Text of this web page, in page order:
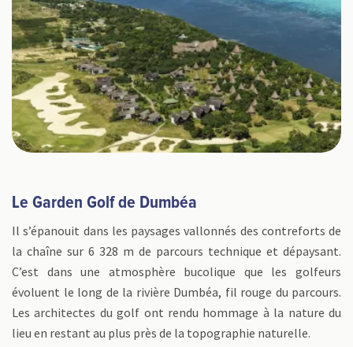
Le Garden Golf de Dumbéa
Il s’épanouit dans les paysages vallonnés des contreforts de
la chaîne sur 6 328 m de parcours technique et dépaysant.
C’est dans une atmosphère bucolique que les golfeurs
évoluent le long de la rivière Dumbéa, fil rouge du parcours.
Les architectes du golf ont rendu hommage à la nature du
lieu en restant au plus près de la topographie naturelle.